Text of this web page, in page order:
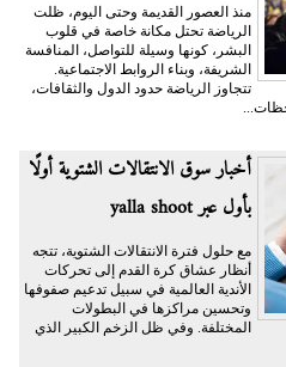
منذ العصور القديمة وحتى اليوم، ظلت
الرياضة تحتل مكانة خاصة في قلوب
البشر، كونها وسيلة للتواصل، المنافسة
الشريفة، وبناء الروابط الاجتماعية.
تتجاوز الرياضة حدود الدول والثقافات،
أخبار سوق الانتقالات الشتوية أولًا
بأول عبر yalla shoot
مع حلول فترة الانتقالات الشتوية، تتجه
أنظار عشاق كرة القدم إلى تحركات
الأندية العالمية في سبيل تدعيم صفوفها
وتحسين مراكزها في البطولات
المختلفة. وفي ظل الزخم الكبير الذي